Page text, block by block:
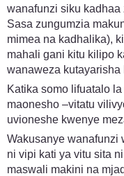
wanafunzi siku
Sasa zungumzia
mimea na kadhalika),
mahali gani kitu kilipo
wanaweza
Katika somo lifuatalo
maonesho –vitatu
uvioneshe kwenye
Wakusanye wanafunzi
ni vipi kati ya vitu sita
maswali makini na